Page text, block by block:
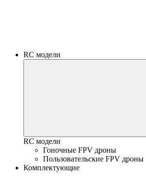
RC модели
RC модели
Гоночные FPV дроны
Пользовательские FPV дроны
Комплектующие